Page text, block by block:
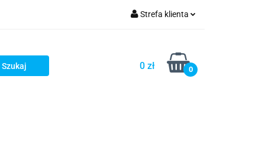
Strefa klienta
Zarejestruj się
0 zł 0